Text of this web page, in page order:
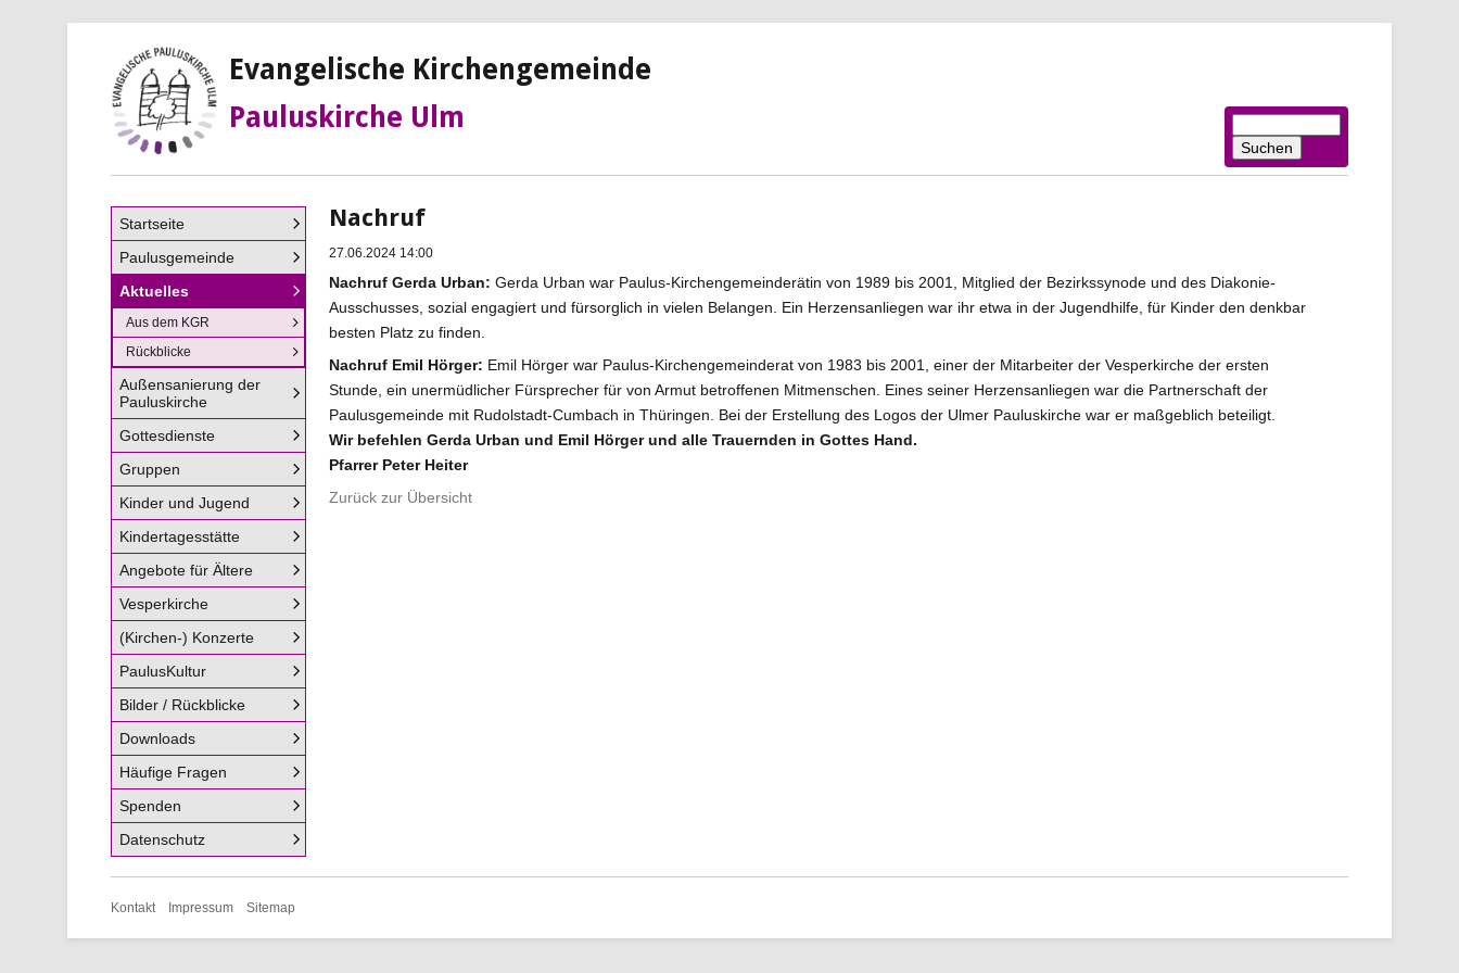
Evangelische Kirchengemeinde
Pauluskirche Ulm
Suchen
Nachruf
27.06.2024 14:00
Nachruf Gerda Urban: Gerda Urban war Paulus-Kirchengemeinderätin von 1989 bis 2001, Mitglied der Bezirkssynode und des Diakonie-
Ausschusses, sozial engagiert und fürsorglich in vielen Belangen. Ein Herzensanliegen war ihr etwa in der Jugendhilfe, für Kinder den denkbar
besten Platz zu finden.
Nachruf Emil Hörger: Emil Hörger war Paulus-Kirchengemeinderat von 1983 bis 2001, einer der Mitarbeiter der Vesperkirche der ersten
Stunde, ein unermüdlicher Fürsprecher für von Armut betroffenen Mitmenschen. Eines seiner Herzensanliegen war die Partnerschaft der
Paulusgemeinde mit Rudolstadt-Cumbach in Thüringen. Bei der Erstellung des Logos der Ulmer Pauluskirche war er maßgeblich beteiligt.
Wir befehlen Gerda Urban und Emil Hörger und alle Trauernden in Gottes Hand.
Pfarrer Peter Heiter
Zurück zur Übersicht
Navigation
überspringen
Startseite
Paulusgemeinde
Aktuelles
Aus dem KGR
Rückblicke
Außensanierung der
Pauluskirche
Gottesdienste
Gruppen
Kinder und Jugend
Kindertagesstätte
Angebote für Ältere
Vesperkirche
(Kirchen-) Konzerte
PaulusKultur
Bilder / Rückblicke
Downloads
Häufige Fragen
Spenden
Datenschutz
Navigation
Kontakt Impressum Sitemap